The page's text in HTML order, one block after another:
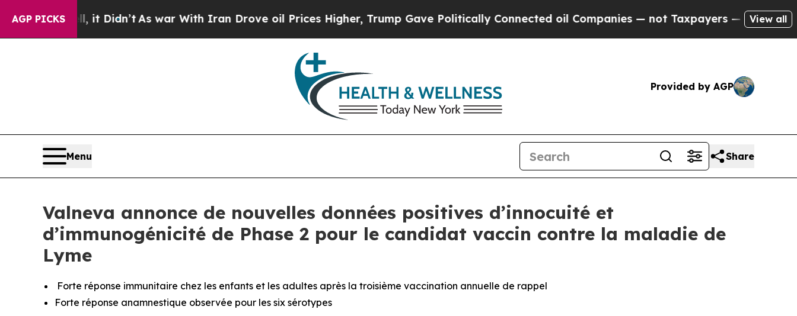
AGP PICKS
it Didn’tAs war With Iran Drove oil Prices Higher, Trump Gave Politically Connected oil Companies — not Taxpayers — the Chance to Cash in
View all
Provided by AGP
Menu Share
Valneva annonce de nouvelles données positives d’innocuité et
d’immunogénicité de Phase 2 pour le candidat vaccin contre la maladie de
Lyme
Forte réponse immunitaire chez les enfants et les adultes après la troisième vaccination annuelle de rappel
Forte réponse anamnestique observée pour les six sérotypes